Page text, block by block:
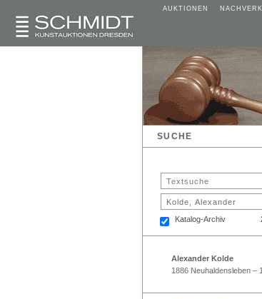
AUKTIONEN
SUCHE
Katalog-Archiv
Alexander Kolde
1886 Neuhaldensleben –